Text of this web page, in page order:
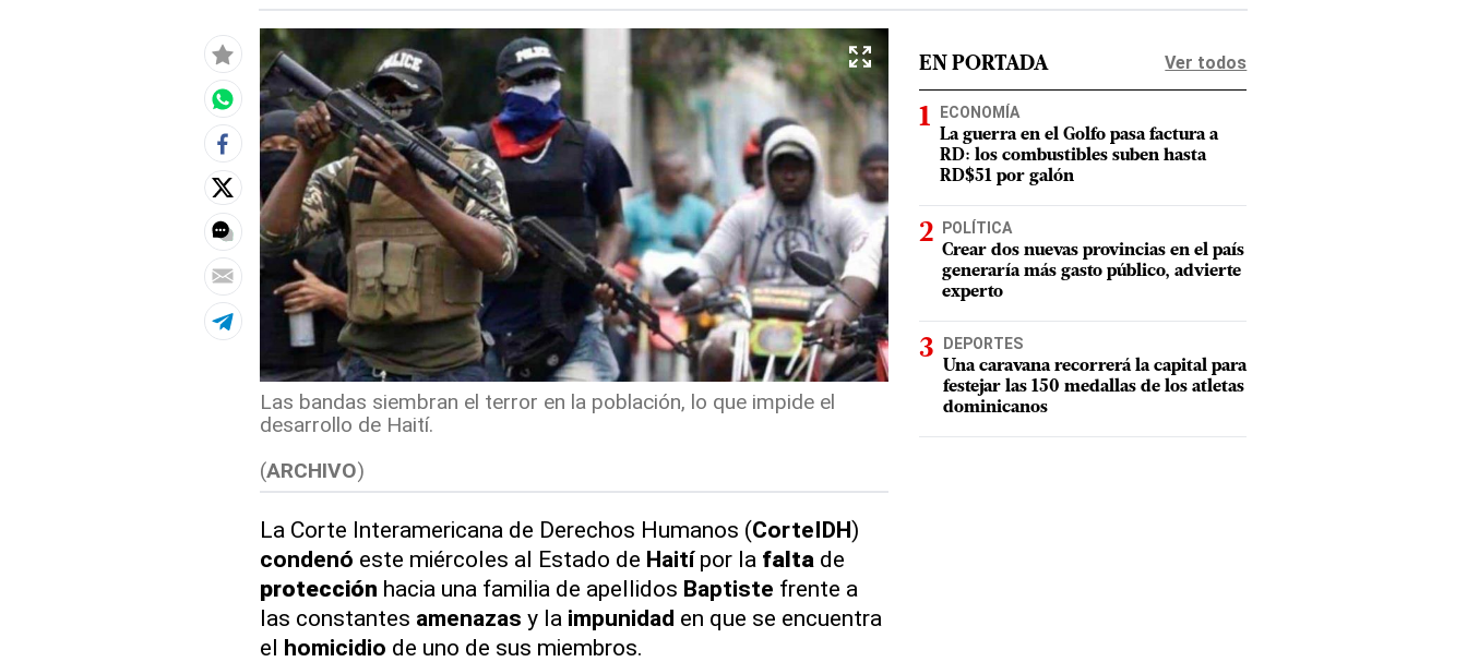
Las bandas siembran el terror en la población, lo que impide el
desarrollo de Haití.
(ARCHIVO)
La Corte Interamericana de Derechos Humanos (CorteIDH)
condenó este miércoles al Estado de Haitípor la falta de
protección hacia una familia de apellidos Baptiste frente a
las constantes amenazas y la impunidad en que se encuentra
el homicidio de uno de sus miembros.
EN PORTADA Ver todos
ECONOMÍA
La guerra en el Golfo pasa factura a
RD: los combustibles suben hasta
RD$51 por galón
POLÍTICA
Crear dos nuevas provincias en el país
generaría más gasto público, advierte
experto
DEPORTES
Una caravana recorrerá la capital para
festejar las 150 medallas de los atletas
dominicanos